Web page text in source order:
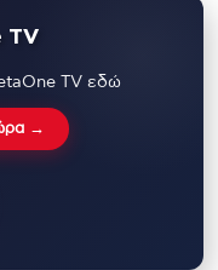
TV
TV εδώ
→